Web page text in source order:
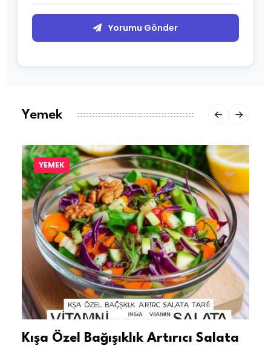
Yorumu Gönder
Yemek
YEMEK
Kışa Özel Bağışıklık Artırıcı Salata